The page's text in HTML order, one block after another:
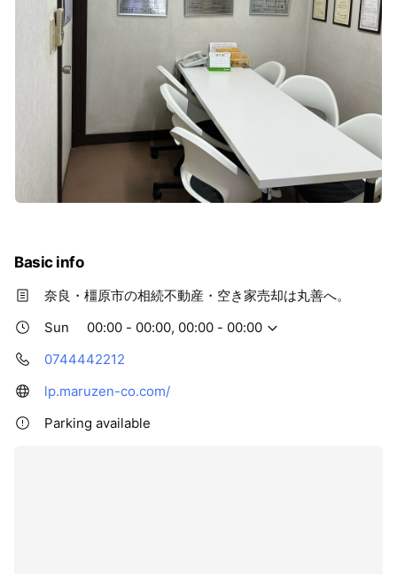
Basic info
奈良・橿原市の相続不動産・空き家売却は丸善へ。
Sun
00:00 - 00:00, 00:00 - 00:00
0744442212
lp.maruzen-co.com/
Parking available